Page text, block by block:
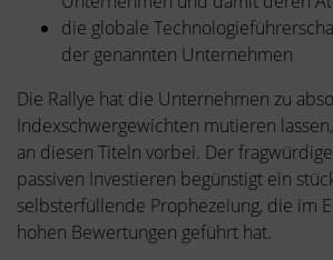
die globale
der genannten Unternehmen
Die Rallye hat die Unternehmen zu
Indexschwergewichten mutieren
an diesen Titeln vorbei. Der
passiven Investieren begünstigt ein
selbsterfüllende Prophezeiung, die im
hohen Bewertungen geführt hat.